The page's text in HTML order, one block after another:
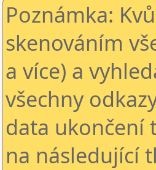
Poznámka:
skenováním
a více) a
všechny
data ukončení
na následující